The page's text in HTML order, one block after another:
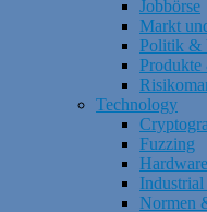
Jobbörse
Markt
Politik &
Technology
Fuzzing
Hardware
Normen